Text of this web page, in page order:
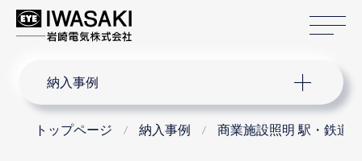
納入事例
トップページ 納入事例 商業施設照明 駅・鉄道